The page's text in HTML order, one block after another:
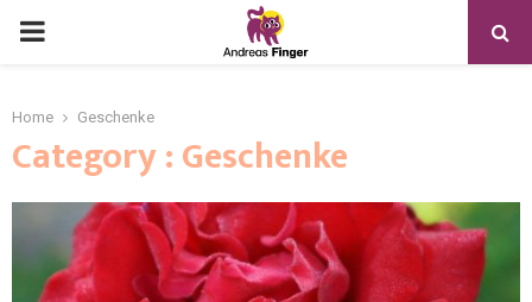
Home Geschenke
Category : Geschenke